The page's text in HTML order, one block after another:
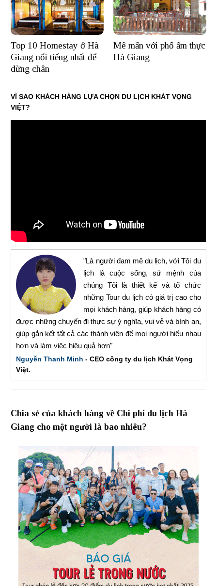
Top 10 Homestay ở Hà
Giang nổi tiếng nhất để
dừng chân
Mê mẩn với phố ẩm thực
Hà Giang
VÌ SAO KHÁCH HÀNG LỰA CHỌN DU LỊCH KHÁT VỌNG
VIỆT?
"Là người đam mê du lịch, với Tôi du
lịch là cuộc sống, sứ mệnh của
chúng Tôi là thiết kế và tổ chức
những Tour du lịch có giá trị cao cho
mọi khách hàng, giúp khách hàng có
được những chuyến đi thực sự ý nghĩa, vui vẻ và bình an,
giúp gắn kết tất cả các thành viên để mọi người hiểu nhau
hơn và làm việc hiệu quả hơn"
Nguyễn Thanh Minh - CEO công ty du lịch Khát Vọng
Việt.
Chia sẻ của khách hàng về Chi phí du lịch Hà
Giang cho một người là bao nhiêu?